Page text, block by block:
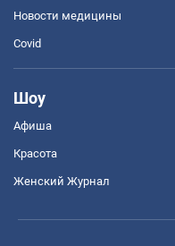
Новости медицины
Covid
Шоу
Афиша
Красота
Женский Журнал